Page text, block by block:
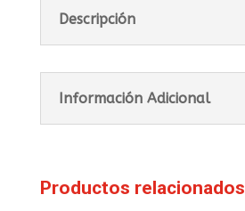
Descripción
Información Adicional
Productos relacionados